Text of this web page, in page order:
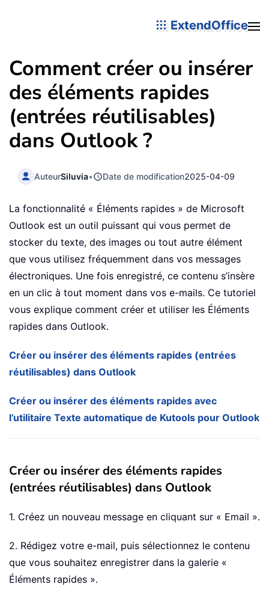
ExtendOffice
Comment créer ou insérer
des éléments rapides
(entrées réutilisables)
dans Outlook ?
AuteurSiluvia• Date de modification2025-04-09
La fonctionnalité « Éléments rapides » de Microsoft
Outlook est un outil puissant qui vous permet de
stocker du texte, des images ou tout autre élément
que vous utilisez fréquemment dans vos messages
électroniques. Une fois enregistré, ce contenu s’insère
en un clic à tout moment dans vos e-mails. Ce tutoriel
vous explique comment créer et utiliser les Éléments
rapides dans Outlook.
Créer ou insérer des éléments rapides (entrées
réutilisables) dans Outlook
Créer ou insérer des éléments rapides avec
l’utilitaire Texte automatique de Kutools pour Outlook
Créer ou insérer des éléments rapides
(entrées réutilisables) dans Outlook
1. Créez un nouveau message en cliquant sur « Email ».
2. Rédigez votre e-mail, puis sélectionnez le contenu
que vous souhaitez enregistrer dans la galerie «
Éléments rapides ».